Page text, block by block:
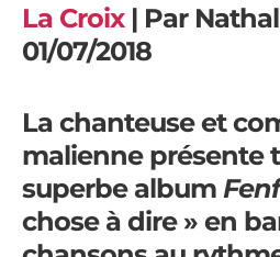
La Croix| Par
01/07/2018
La chanteuse et
malienne présente
superbe album
chose à dire » en